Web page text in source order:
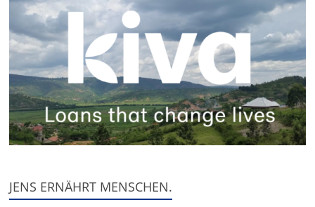
JENS ERNÄHRT MENSCHEN.